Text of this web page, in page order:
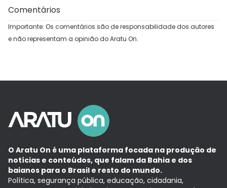
Comentários
Importante: Os comentários são de responsabilidade dos autores
e não representam a opinião do Aratu On.
O Aratu On é uma plataforma focada na produção de
notícias e conteúdos, que falam da Bahia e dos
baianos para o Brasil e resto do mundo.
Política, segurança pública, educação, cidadania,